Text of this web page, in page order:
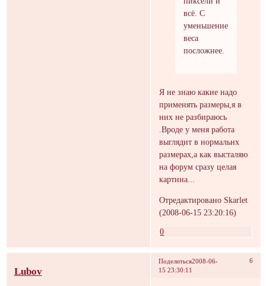
всё. С
уменьшением
веса
посложнее.
Я не знаю какие надо
применять размеры,я в
них не разбираюсь
.Вроде у меня работа
выглядит в нормальнх
размерах,а как высталяю
на форум сразу целая
картина...
Отредактировано Skarlet
(2008-06-15 23:20:16)
0
Поделиться 6
2008-06-
15 23:30:11
Lubov